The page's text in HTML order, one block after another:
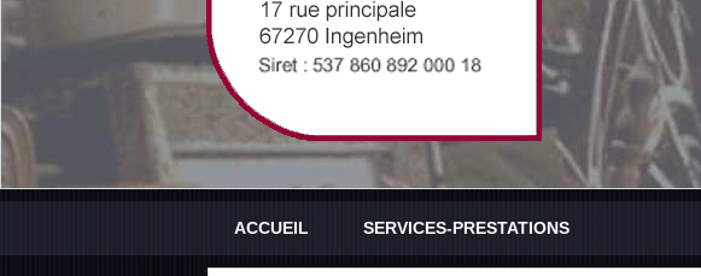
ACCUEIL SERVICES-PRESTATIONS